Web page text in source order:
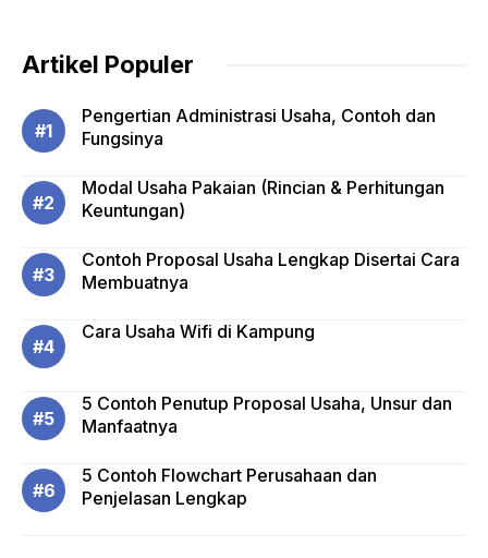
Artikel Populer
Pengertian Administrasi Usaha, Contoh dan
Fungsinya
Modal Usaha Pakaian (Rincian & Perhitungan
Keuntungan)
Contoh Proposal Usaha Lengkap Disertai Cara
Membuatnya
Cara Usaha Wifi di Kampung
5 Contoh Penutup Proposal Usaha, Unsur dan
Manfaatnya
5 Contoh Flowchart Perusahaan dan
Penjelasan Lengkap